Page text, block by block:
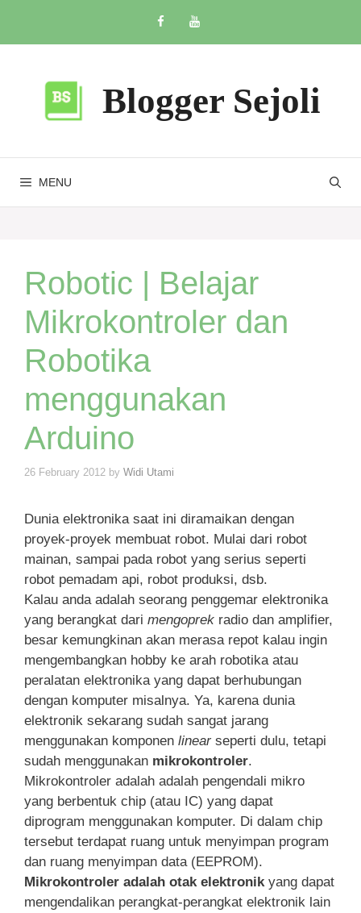
content
Blogger Sejoli
MENU
Robotic | Belajar
Mikrokontroler dan
Robotika
menggunakan
Arduino
26 February 2012 by Widi Utami
Dunia elektronika saat ini diramaikan dengan
proyek-proyek membuat robot. Mulai dari robot
mainan, sampai pada robot yang serius seperti
robot pemadam api, robot produksi, dsb.
Kalau anda adalah seorang penggemar elektronika
yang berangkat dari mengoprek radio dan amplifier,
besar kemungkinan akan merasa repot kalau ingin
mengembangkan hobby ke arah robotika atau
peralatan elektronika yang dapat berhubungan
dengan komputer misalnya. Ya, karena dunia
elektronik sekarang sudah sangat jarang
menggunakan komponen linear seperti dulu, tetapi
sudah menggunakan mikrokontroler.
Mikrokontroler adalah adalah pengendali mikro
yang berbentuk chip (atau IC) yang dapat
diprogram menggunakan komputer. Di dalam chip
tersebut terdapat ruang untuk menyimpan program
dan ruang menyimpan data (EEPROM).
Mikrokontroler adalah otak elektronik yang dapat
mengendalikan perangkat-perangkat elektronik lain